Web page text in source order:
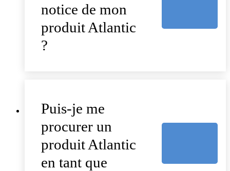
notice de mon
produit Atlantic
?
Puis-je me
procurer un
produit Atlantic
en tant que